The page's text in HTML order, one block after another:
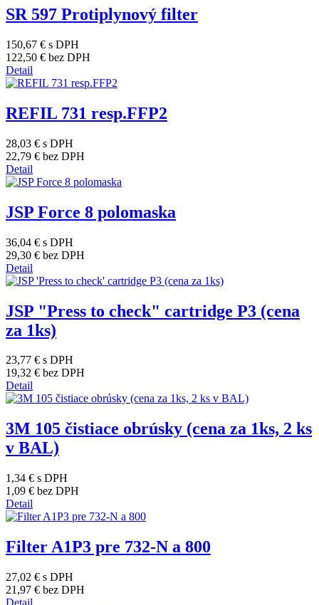
SR 597 Protiplynový filter
150,67 € s DPH
122,50 € bez DPH
Detail
REFIL 731 resp.FFP2
28,03 € s DPH
22,79 € bez DPH
Detail
JSP Force 8 polomaska
36,04 € s DPH
29,30 € bez DPH
Detail
JSP "Press to check" cartridge P3 (cena
za 1ks)
23,77 € s DPH
19,32 € bez DPH
Detail
3M 105 čistiace obrúsky (cena za 1ks, 2 ks
v BAL)
1,34 € s DPH
1,09 € bez DPH
Detail
Filter A1P3 pre 732-N a 800
27,02 € s DPH
21,97 € bez DPH
Detail